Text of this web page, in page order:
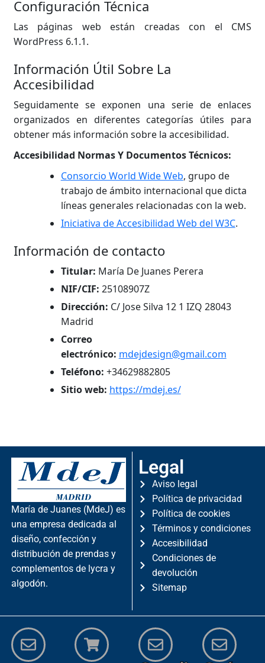
Configuración Técnica
Las páginas web están creadas con el CMS
WordPress 6.1.1.
Información Útil Sobre La
Accesibilidad
Seguidamente se exponen una serie de enlaces
organizados en diferentes categorías útiles para
obtener más información sobre la accesibilidad.
Accesibilidad Normas Y Documentos Técnicos:
Consorcio World Wide Web, grupo de
trabajo de ámbito internacional que dicta
líneas generales relacionadas con la web.
Iniciativa de Accesibilidad Web del W3C.
Información de contacto
Titular: María De Juanes Perera
NIF/CIF: 25108907Z
Dirección: C/ Jose Silva 12 1 IZQ 28043
Madrid
Correo
electrónico: mdejdesign@gmail.com
Teléfono: +34629882805
Sitio web: https://mdej.es/
María de Juanes (MdeJ) es
una empresa dedicada al
diseño, confección y
distribución de prendas y
complementos de lycra y
algodón.
Legal
Aviso legal
Política de privacidad
Política de cookies
Términos y condiciones
Accesibilidad
Condiciones de
devolución
Sitemap